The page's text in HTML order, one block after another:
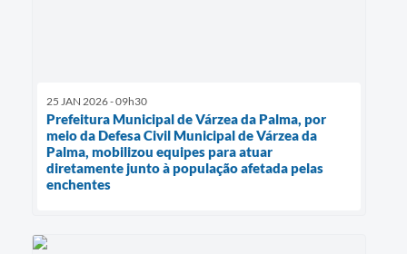
25 JAN 2026 - 09h30
Prefeitura Municipal de Várzea da Palma, por
meio da Defesa Civil Municipal de Várzea da
Palma, mobilizou equipes para atuar
diretamente junto à população afetada pelas
enchentes